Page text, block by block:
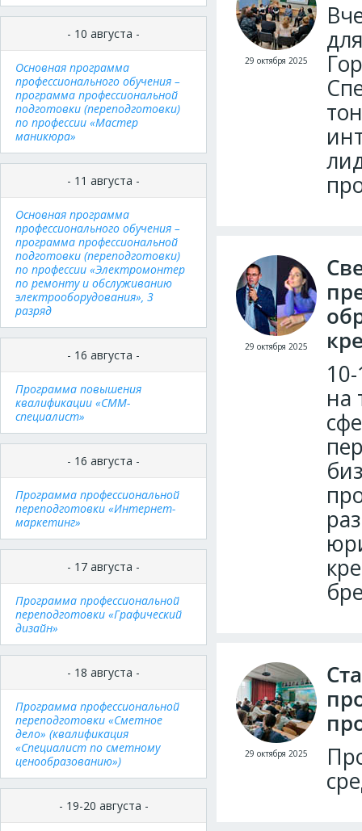
- 10 августа -
Основная программа
профессионального обучения –
программа профессиональной
подготовки (переподготовки)
по профессии «Мастер
маникюра»
- 11 августа -
Основная программа
профессионального обучения –
программа профессиональной
подготовки (переподготовки)
по профессии «Электромонтер
по ремонту и обслуживанию
электрооборудования», 3
разряд
- 16 августа -
Программа повышения
квалификации «СММ-
специалист»
- 16 августа -
Программа профессиональной
переподготовки «Интернет-
маркетинг»
- 17 августа -
Программа профессиональной
переподготовки «Графический
дизайн»
- 18 августа -
Программа профессиональной
переподготовки «Сметное
дело» (квалификация
«Специалист по сметному
ценообразованию»)
- 19-20 августа -
29 октября 2025
на
29 октября 2025
29 октября 2025